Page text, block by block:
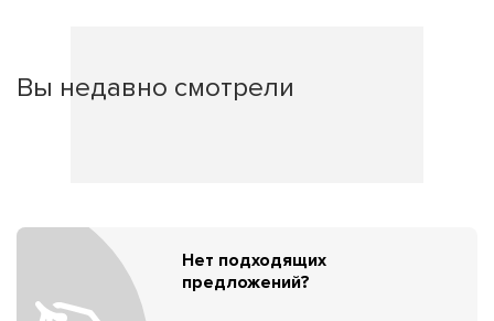
Вы недавно смотрели
Нет подходящих
предложений?